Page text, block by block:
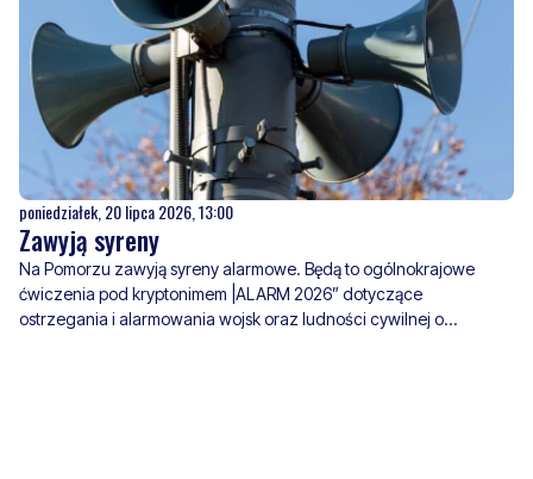
poniedziałek, 20 lipca 2026, 13:00
Zawyją syreny
Na Pomorzu zawyją syreny alarmowe. Będą to ogólnokrajowe
ćwiczenia pod kryptonimem |ALARM 2026” dotyczące
ostrzegania i alarmowania wojsk oraz ludności cywilnej o